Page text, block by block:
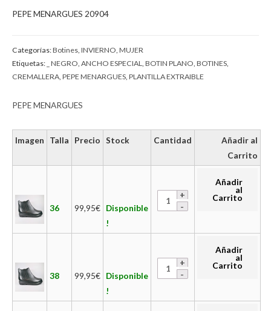
PEPE MENARGUES 20904
Categorías:Botines INVIERNO MUJER
Etiquetas: _ NEGRO ANCHO ESPECIAL BOTIN PLANO BOTINES
CREMALLERA PEPE MENARGUES PLANTILLA EXTRAIBLE
PEPE MENARGUES
Imagen Talla Precio Stock Cantidad
Añadir al
Carrito
36 99,95€ Disponible
!
Añadir
al
Carrito
38 99,95€ Disponible
!
Añadir
al
Carrito